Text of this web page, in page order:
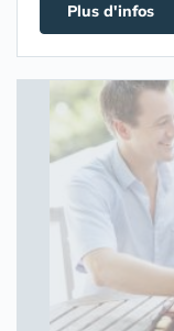
Plus d'infos